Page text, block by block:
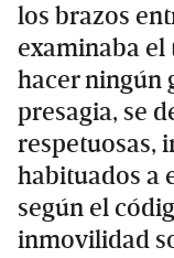
los brazos
examinaba el
hacer ningún
presagia, se
respetuosas,
habituados a
según el
inmovilidad